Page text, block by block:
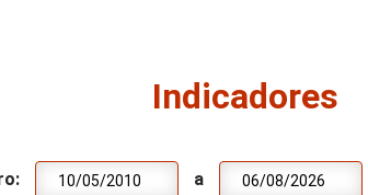
Indicadores
a